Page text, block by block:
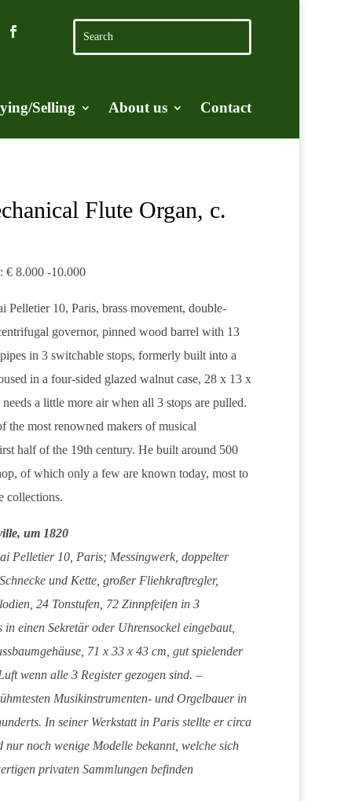
Selling About us Contact
Flute Organ, c.
€ 8.000 -10.000
Pelletier 10, Paris, brass movement, double-
governor, pinned wood barrel with 13
in 3 switchable stops, formerly built into a
in a four-sided glazed walnut case, 28 x 13 x
a little more air when all 3 stops are pulled.
the most renowned makers of musical
half of the 19th century. He built around 500
of which only a few are known today, most to
collections.
um 1820
Pelletier 10, Paris; Messingwerk, doppelter
und Kette, großer Fliehkraftregler,
24 Tonstufen, 72 Zinnpfeifen in 3
einen Sekretär oder Uhrensockel eingebaut,
71 x 33 x 43 cm, gut spielender
wenn alle 3 Register gezogen sind. –
Musikinstrumenten- und Orgelbauer in
In seiner Werkstatt in Paris stellte er circa
nur noch wenige Modelle bekannt, welche sich
privaten Sammlungen befinden